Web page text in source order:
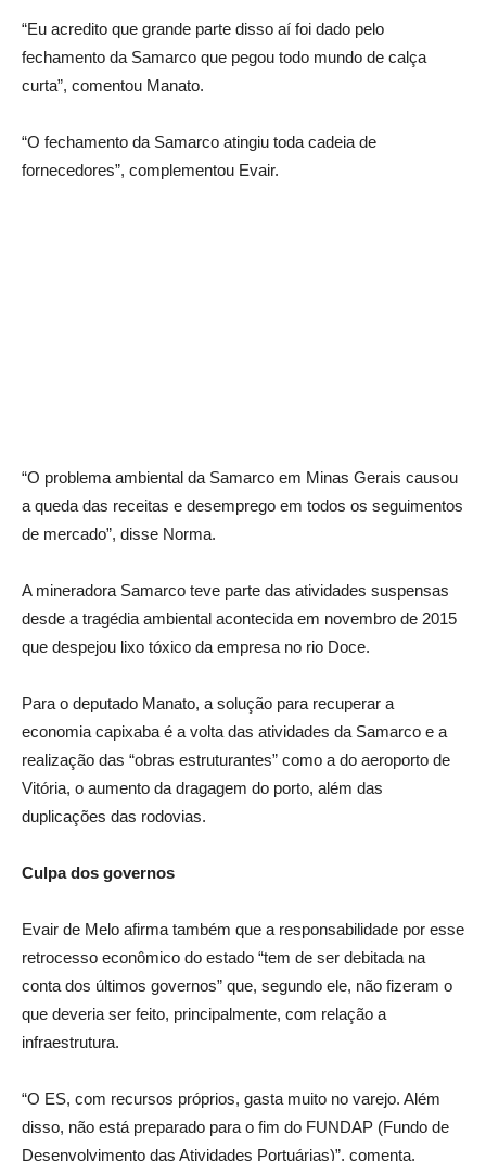
“Eu acredito que grande parte disso aí foi dado pelo
fechamento da Samarco que pegou todo mundo de calça
curta”, comentou Manato.
“O fechamento da Samarco atingiu toda cadeia de
fornecedores”, complementou Evair.
“O problema ambiental da Samarco em Minas Gerais causou
a queda das receitas e desemprego em todos os seguimentos
de mercado”, disse Norma.
A mineradora Samarco teve parte das atividades suspensas
desde a tragédia ambiental acontecida em novembro de 2015
que despejou lixo tóxico da empresa no rio Doce.
Para o deputado Manato, a solução para recuperar a
economia capixaba é a volta das atividades da Samarco e a
realização das “obras estruturantes” como a do aeroporto de
Vitória, o aumento da dragagem do porto, além das
duplicações das rodovias.
Culpa dos governos
Evair de Melo afirma também que a responsabilidade por esse
retrocesso econômico do estado “tem de ser debitada na
conta dos últimos governos” que, segundo ele, não fizeram o
que deveria ser feito, principalmente, com relação a
infraestrutura.
“O ES, com recursos próprios, gasta muito no varejo. Além
disso, não está preparado para o fim do FUNDAP (Fundo de
Desenvolvimento das Atividades Portuárias)”, comenta.